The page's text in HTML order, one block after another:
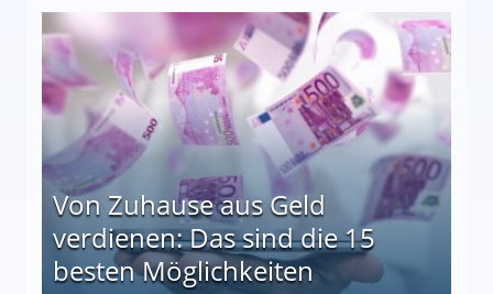
auf einen Blick
Von Zuhause aus Geld
verdienen: Das sind die 15
besten Möglichkeiten